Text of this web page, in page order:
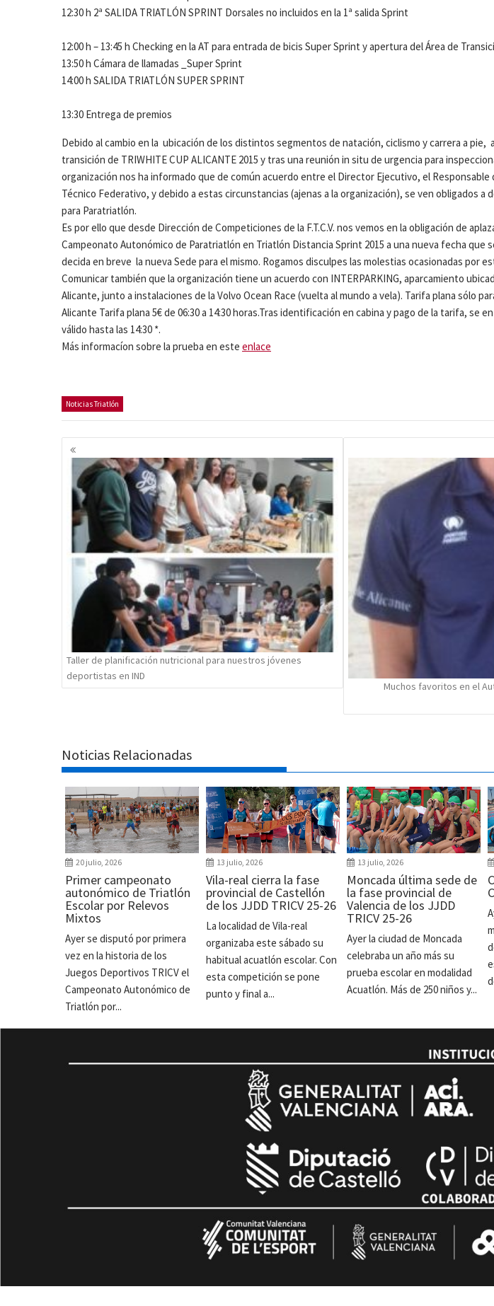
12:30 h 2ª SALIDA TRIATLÓN SPRINT Dorsales no incluidos en la 1ª salida Sprint
12:00 h – 13:45 h Checking en la AT para entrada de bicis Super Sprint y apertura del Área de
13:50 h Cámara de llamadas _Super Sprint
14:00 h SALIDA TRIATLÓN SUPER SPRINT
13:30 Entrega de premios
Debido al cambio en la ubicación de los distintos segmentos de natación, ciclismo y carrera a pie,
transición de TRIWHITE CUP ALICANTE 2015 y tras una reunión in situ de urgencia para
organización nos ha informado que de común acuerdo entre el Director Ejecutivo, el Responsable
Técnico Federativo, y debido a estas circunstancias (ajenas a la organización), se ven obligados a
para Paratriatlón.
Es por ello que desde Dirección de Competiciones de la F.T.C.V. nos vemos en la obligación de
Campeonato Autonómico de Paratriatlón en Triatlón Distancia Sprint 2015 a una nueva fecha que
decida en breve la nueva Sede para el mismo. Rogamos disculpes las molestias ocasionadas por
Comunicar también que la organización tiene un acuerdo con INTERPARKING, aparcamiento
Alicante, junto a instalaciones de la Volvo Ocean Race (vuelta al mundo a vela). Tarifa plana sólo
Alicante Tarifa plana 5€ de 06:30 a 14:30 horas.Tras identificación en cabina y pago de la tarifa, se
válido hasta las 14:30 *.
Más informacíon sobre la prueba en este enlace
Noticias Triatlón
Navegación
de
entradas
Taller de planificación nutricional para nuestros jóvenes
deportistas en IND
Muchos favoritos en el
Noticias Relacionadas
20 julio, 2026
Primer campeonato
autonómico de Triatlón
Escolar por Relevos
Mixtos
Ayer se disputó por primera
vez en la historia de los
Juegos Deportivos TRICV el
Campeonato Autonómico de
Triatlón por...
13 julio, 2026
Vila-real cierra la fase
provincial de Castellón
de los JJDD TRICV 25-26
La localidad de Vila-real
organizaba este sábado su
habitual acuatlón escolar. Con
esta competición se pone
punto y final a...
13 julio, 2026
Moncada última sede de
la fase provincial de
Valencia de los JJDD
TRICV 25-26
Ayer la ciudad de Moncada
celebraba un año más su
prueba escolar en modalidad
Acuatlón. Más de 250 niños y...